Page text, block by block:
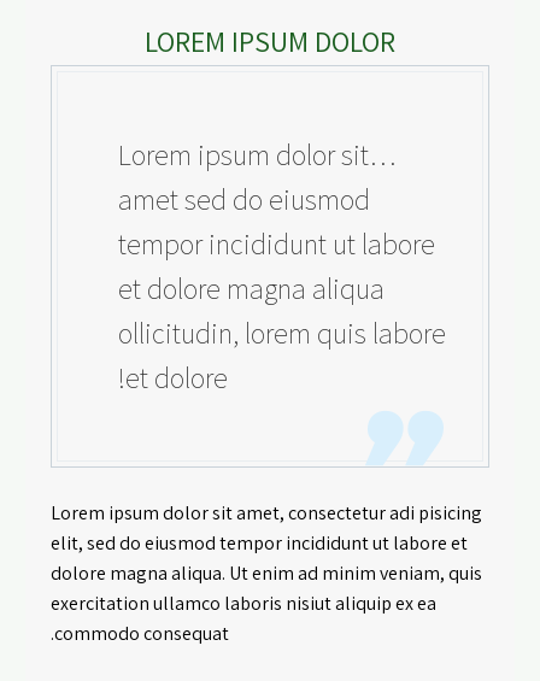
LOREM IPSUM DOLOR
…Lorem ipsum dolor sit
amet sed do eiusmod
tempor incididunt ut labore
et dolore magna aliqua
ollicitudin, lorem quis labore
et dolore!
Lorem ipsum dolor sit amet, consectetur adi pisicing
elit, sed do eiusmod tempor incididunt ut labore et
dolore magna aliqua. Ut enim ad minim veniam, quis
exercitation ullamco laboris nisiut aliquip ex ea
commodo consequat.